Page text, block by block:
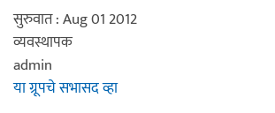
सुरुवात : Aug 01 2012
व्यवस्थापक
admin
या ग्रूपचे सभासद व्हा